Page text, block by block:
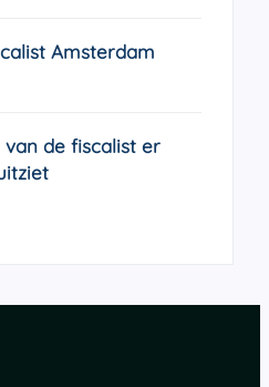
Amsterdam
van de fiscalist er